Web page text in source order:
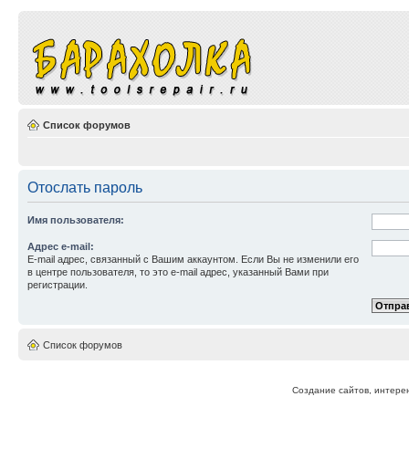
Список форумов
Отослать пароль
Имя пользователя:
Адрес e-mail:
E-mail адрес, связанный с Вашим аккаунтом. Если Вы не изменили его
в центре пользователя, то это e-mail адрес, указанный Вами при
регистрации.
Список форумов
Создание сайтов,